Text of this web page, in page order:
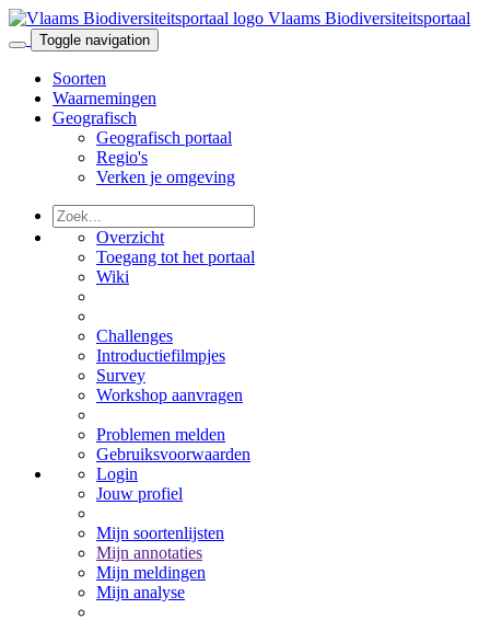
Vlaams Biodiversiteitsportaal
Toggle navigation
Soorten
Waarnemingen
Geografisch
Geografisch portaal
Regio's
Verken je omgeving
Overzicht
Toegang tot het portaal
Wiki
Challenges
Introductiefilmpjes
Survey
Workshop aanvragen
Problemen melden
Gebruiksvoorwaarden
Login
Jouw profiel
Mijn soortenlijsten
Mijn annotaties
Mijn meldingen
Mijn analyse